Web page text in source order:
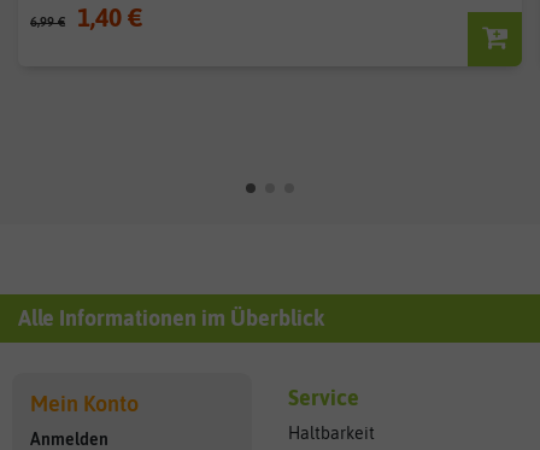
6,99 € 1,40 €
Alle Informationen im Überblick
Mein Konto
Anmelden
Service
Haltbarkeit